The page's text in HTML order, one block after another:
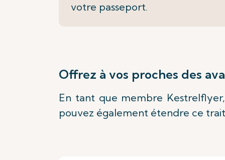
votre passeport.
Offrez à vos proches des
En tant que membre
pouvez également étendre ce